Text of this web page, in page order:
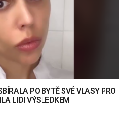
PO BYTĚ SVÉ VLASY PRO
LIDI VÝSLEDKEM